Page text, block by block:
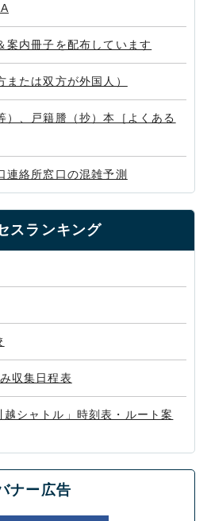
案内冊子を配布しています
たは双方が外国人）
）、戸籍謄（抄）本［よくある
連絡所窓口の混雑予測
スランキング
収集日程表
シャトル」時刻表・ルート案
ナー広告